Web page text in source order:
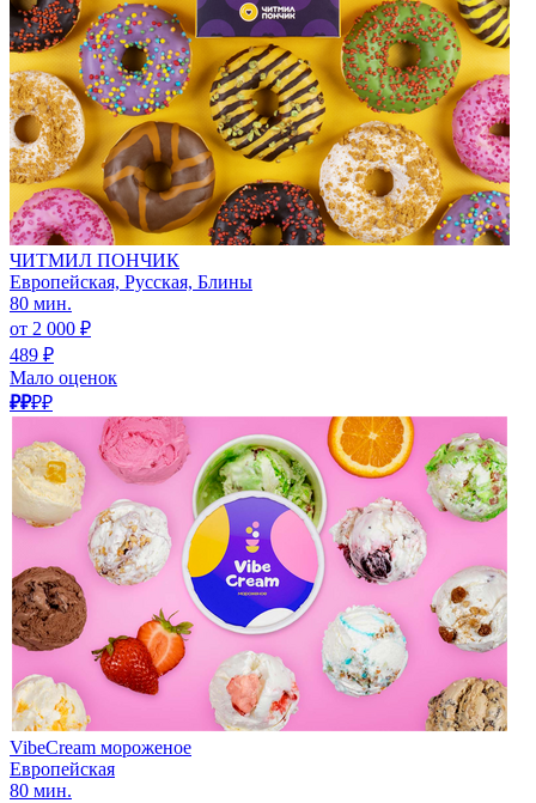
ЧИТМИЛ ПОНЧИК
Европейская, Русская, Блины
80 мин.
от 2 000 ₽
489 ₽
Мало оценок
₽₽₽₽
VibeCream мороженое
Европейская
80 мин.